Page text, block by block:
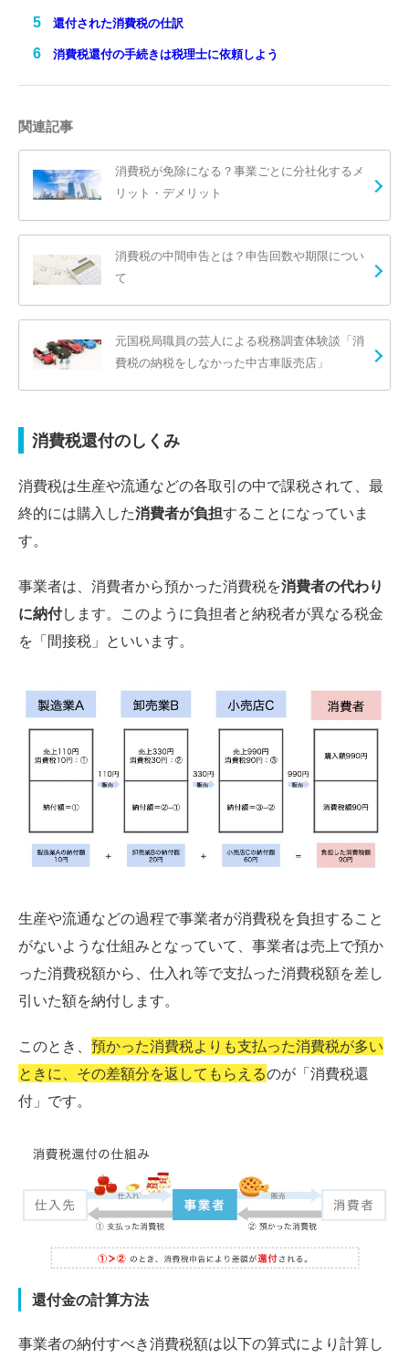
還付された消費税の仕訳
消費税還付の手続きは税理士に依頼しよう
関連記事
消費税が免除になる？事業ごとに分社化するメ
リット・デメリット
消費税の中間申告とは？申告回数や期限につい
て
元国税局職員の芸人による税務調査体験談「消
費税の納税をしなかった中古車販売店」
消費税還付のしくみ
消費税は生産や流通などの各取引の中で課税されて、最
終的には購入した消費者が負担することになっていま
す。
事業者は、消費者から預かった消費税を消費者の代わり
に納付します。このように負担者と納税者が異なる税金
を「間接税」といいます。
生産や流通などの過程で事業者が消費税を負担すること
がないような仕組みとなっていて、事業者は売上で預か
った消費税額から、仕入れ等で支払った消費税額を差し
引いた額を納付します。
このとき、 預かった消費税よりも支払った消費税が多い
ときに、その差額分を返してもらえるのが「消費税還
付」です。
還付金の計算方法
事業者の納付すべき消費税額は以下の算式により計算し